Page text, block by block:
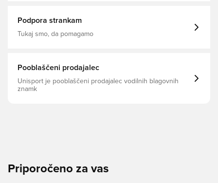
Podpora strankam
Tukaj smo, da pomagamo
Pooblaščeni prodajalec
Unisport je pooblaščeni prodajalec vodilnih blagovnih
znamk
Priporočeno za vas